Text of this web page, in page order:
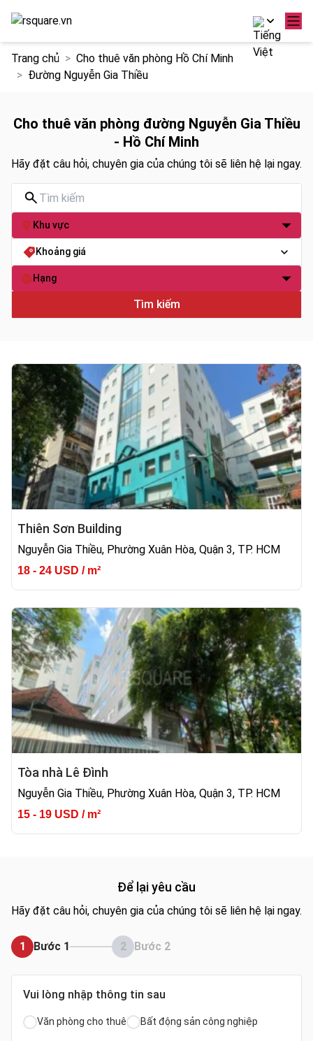
đến
Trang chủ
Cho thuê văn phòng Hồ Chí Minh
Đường Nguyễn Gia Thiều
Cho thuê văn phòng đường Nguyễn Gia Thiều
- Hồ Chí Minh
Hãy đặt câu hỏi, chuyên gia của chúng tôi sẽ liên hệ lại ngay.
Khu vực
Khoảng giá
Hạng
Tìm kiếm
Thiên Sơn Building
Nguyễn Gia Thiều, Phường Xuân Hòa, Quận 3, TP. HCM
18 - 24 USD / m²
Tòa nhà Lê Đình
Nguyễn Gia Thiều, Phường Xuân Hòa, Quận 3, TP. HCM
15 - 19 USD / m²
Để lại yêu cầu
Hãy đặt câu hỏi, chuyên gia của chúng tôi sẽ liên hệ lại ngay.
1 Bước 1 2 Bước 2
Vui lòng nhập thông tin sau
Văn phòng cho thuê Bất động sản công nghiệp